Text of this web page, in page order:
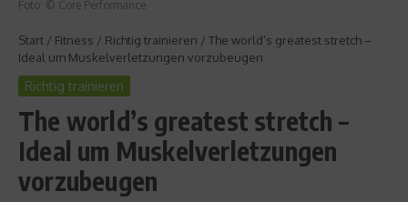
Foto: © Core Performance
Start / Fitness / Richtig trainieren / The world’s greatest stretch –
Ideal um Muskelverletzungen vorzubeugen
Richtig trainieren
The world’s greatest stretch –
Ideal um Muskelverletzungen
vorzubeugen